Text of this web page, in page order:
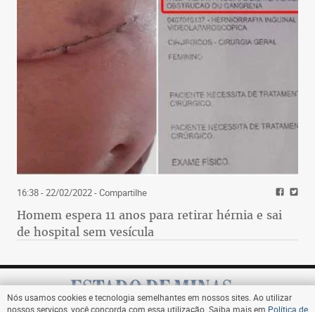
16:38 - 22/02/2022- Compartilhe
Homem espera 11 anos para retirar hérnia e sai
de hospital sem vesícula
Nós usamos cookies e tecnologia semelhantes em nossos sites. Ao utilizar
nossos serviços, você concorda com essa utilização. Saiba mais em Política de